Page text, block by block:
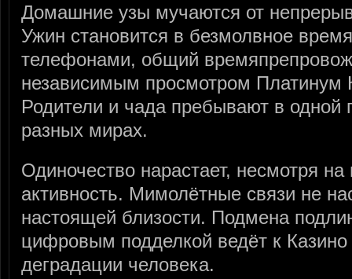
Домашние узы мучаются от
Ужин становится в безмолвное
телефонами, общий
независимым просмотром Платинум
Родители и чада пребывают в
разных мирах.
Одиночество нарастает, несмотря
активность. Мимолётные связи не
настоящей близости. Подмена
цифровым подделкой ведёт к
деградации человека.